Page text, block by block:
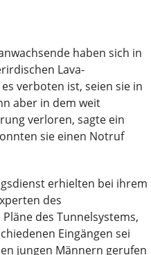
haben sich in
Lava-
verboten ist, seien sie in
aber in dem weit
verloren, sagte ein
sie einen Notruf
erhielten bei ihrem
des
des Tunnelsystems,
Eingängen sei
jungen Männern gerufen